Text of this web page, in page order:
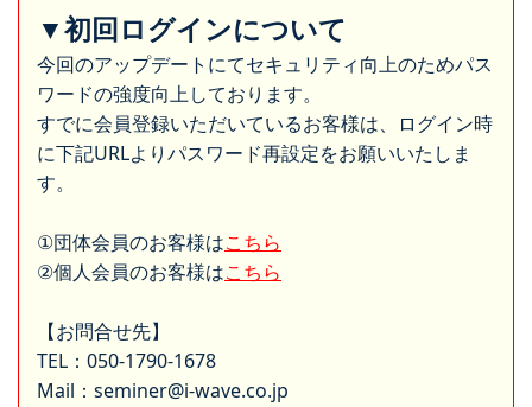
▼初回ログインについて
今回のアップデートにてセキュリティ向上のためパス
ワードの強度向上しております。
すでに会員登録いただいているお客様は、ログイン時
に下記URLよりパスワード再設定をお願いいたしま
す。
①団体会員のお客様はこちら
②個人会員のお客様はこちら
【お問合せ先】
TEL：050-1790-1678
Mail：seminer@i-wave.co.jp